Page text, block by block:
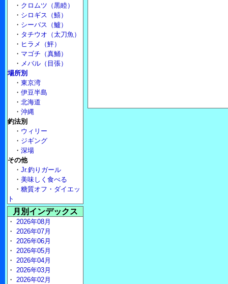
・ クロムツ（黒睦）
・ シロギス（鱚）
・ シーバス（鱸）
・ タチウオ（太刀魚）
・ ヒラメ（鮃）
・ マゴチ（真鯒）
・ メバル（目張）
場所別
・ 東京湾
・ 伊豆半島
・ 北海道
・ 沖縄
釣法別
・ ウィリー
・ ジギング
・ 深場
その他
・ Jr.釣りガール
・ 美味しく食べる
・ 糖質オフ・ダイエッ
ト
月別インデックス
・ 2026年08月
・ 2026年07月
・ 2026年06月
・ 2026年05月
・ 2026年04月
・ 2026年03月
・ 2026年02月